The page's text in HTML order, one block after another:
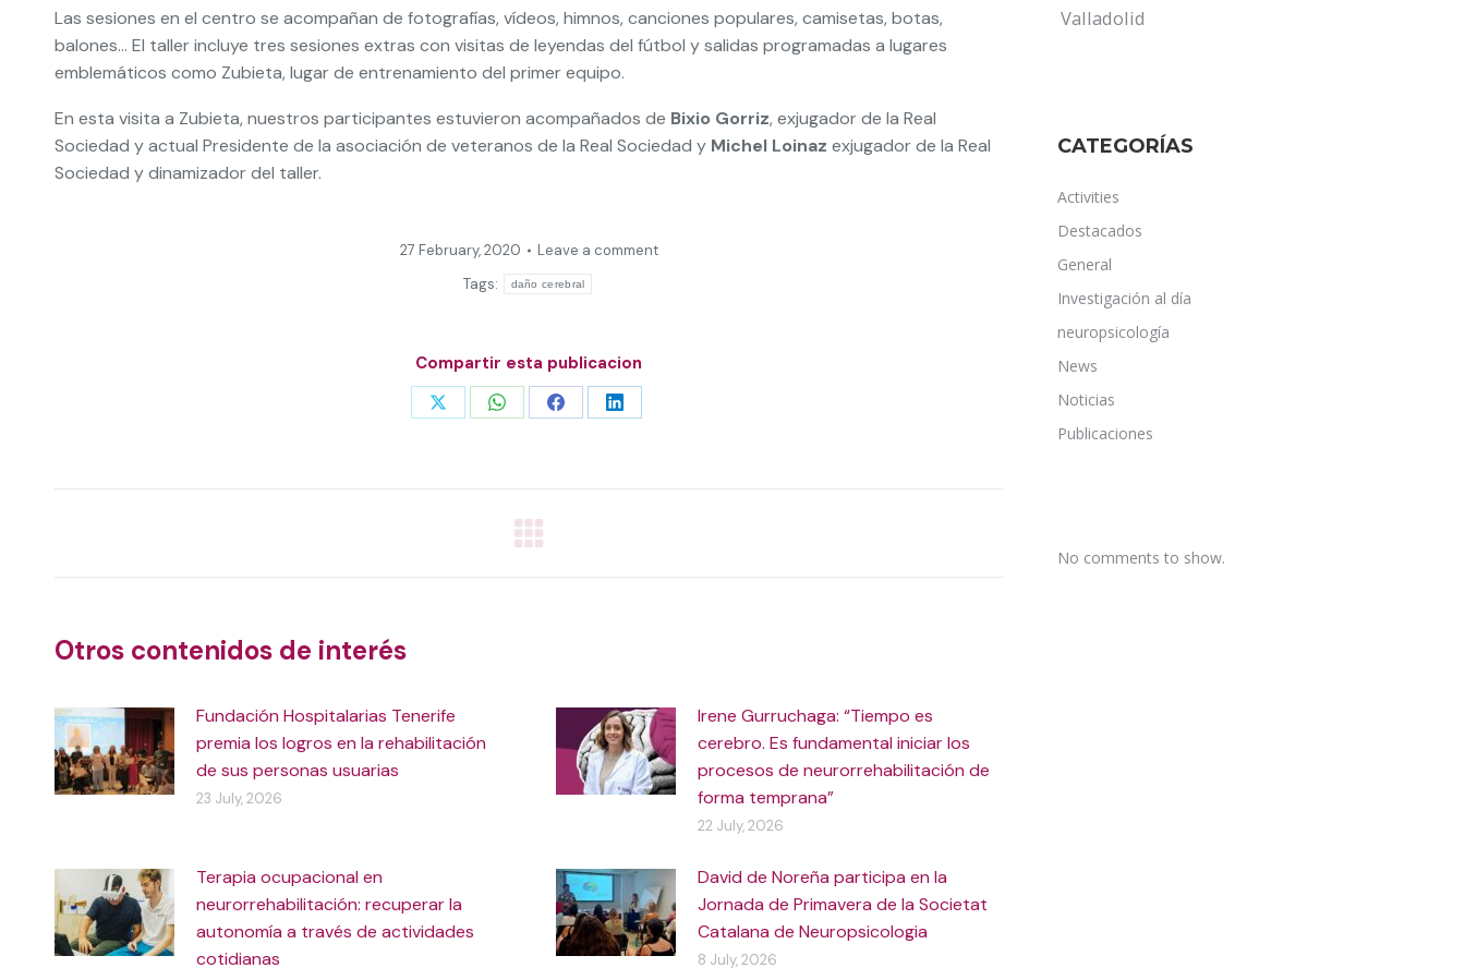
Las sesiones en el centro se acompañan de fotografías, vídeos, himnos, canciones populares, camisetas, botas,
balones… El taller incluye tres sesiones extras con visitas de leyendas del fútbol y salidas programadas a lugares
emblemáticos como Zubieta, lugar de entrenamiento del primer equipo.
En esta visita a Zubieta, nuestros participantes estuvieron acompañados de Bixio Gorriz, exjugador de la Real
Sociedad y actual Presidente de la asociación de veteranos de la Real Sociedad y Michel Loinaz exjugador de la Real
Sociedad y dinamizador del taller.
27 February, 2020
Leave a comment
Tags:
daño cerebral
Compartir esta publicacion
Share Share Share Share
Otros contenidos de interés
Fundación Hospitalarias Tenerife
premia los logros en la rehabilitación
de sus personas usuarias
23 July, 2026
Irene Gurruchaga: “Tiempo es
cerebro. Es fundamental iniciar los
procesos de neurorrehabilitación de
forma temprana”
22 July, 2026
Terapia ocupacional en
neurorrehabilitación: recuperar la
autonomía a través de actividades
cotidianas
David de Noreña participa en la
Jornada de Primavera de la Societat
Catalana de Neuropsicologia
8 July, 2026
Valladolid
CATEGORÍAS
Activities
Destacados
General
Investigación al día
neuropsicología
News
Noticias
Publicaciones
No comments to show.